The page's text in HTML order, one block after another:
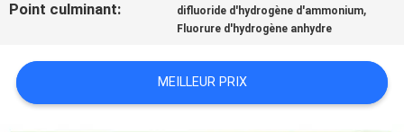
NOUS
CONTACTER
Point culminant: difluoride d'hydrogène d'ammonium,
Fluorure d'hydrogène anhydre
MEILLEUR PRIX